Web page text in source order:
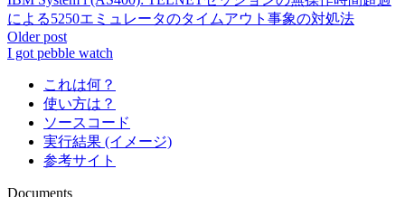
による5250エミュレータのタイムアウト事象の対処法
Older post
I got pebble watch
これは何？
使い方は？
ソースコード
実行結果 (イメージ)
参考サイト
Documents